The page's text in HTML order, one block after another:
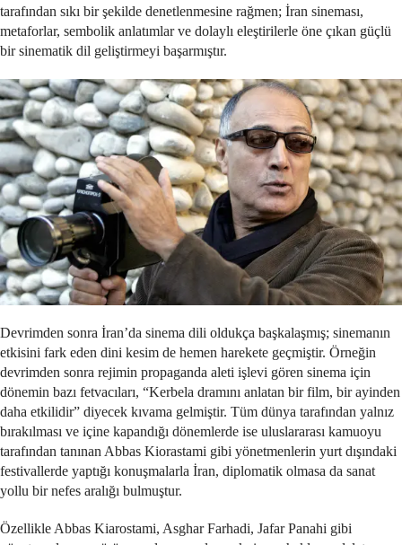
tarafından sıkı bir şekilde denetlenmesine rağmen; İran sineması,
metaforlar, sembolik anlatımlar ve dolaylı eleştirilerle öne çıkan güçlü
bir sinematik dil geliştirmeyi başarmıştır.
Devrimden sonra İran’da sinema dili oldukça başkalaşmış; sinemanın
etkisini fark eden dini kesim de hemen harekete geçmiştir. Örneğin
devrimden sonra rejimin propaganda aleti işlevi gören sinema için
dönemin bazı fetvacıları, “Kerbela dramını anlatan bir film, bir ayinden
daha etkilidir” diyecek kıvama gelmiştir. Tüm dünya tarafından yalnız
bırakılması ve içine kapandığı dönemlerde ise uluslararası kamuoyu
tarafından tanınan Abbas Kiorastami gibi yönetmenlerin yurt dışındaki
festivallerde yaptığı konuşmalarla İran, diplomatik olmasa da sanat
yollu bir nefes aralığı bulmuştur.
Özellikle Abbas Kiarostami, Asghar Farhadi, Jafar Panahi gibi